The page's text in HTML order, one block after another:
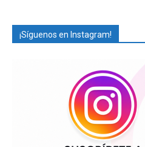
¡Síguenos en Instagram!